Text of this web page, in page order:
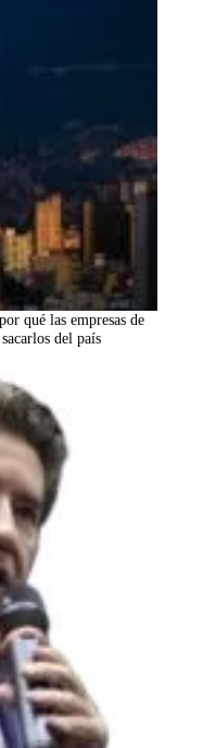
qué las empresas de
del país